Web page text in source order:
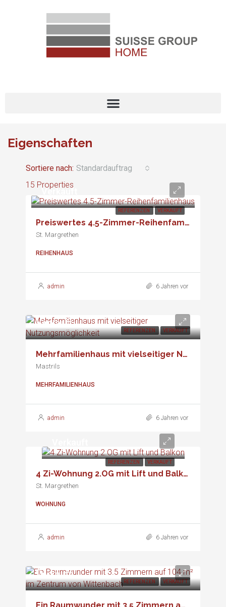
Eigenschaften
15 Properties
Sortiere nach: Standardauftrag
REFERENZEN VERKAUFT
Verkauft
Preiswertes 4.5-Zimmer-Reihenfamilienhaus
St. Margrethen
REIHENHAUS
admin 6 Jahren vor
REFERENZEN VERKAUFT
Verkauft
Mehrfamilienhaus mit vielseitiger Nutzungsmöglichkeit
Mastrils
MEHRFAMILIENHAUS
admin 6 Jahren vor
REFERENZEN VERKAUFT
4 Zi-Wohnung 2.OG mit Lift und Balkon
St. Margrethen
WOHNUNG
admin 6 Jahren vor
REFERENZEN VERKAUFT
Verkauft